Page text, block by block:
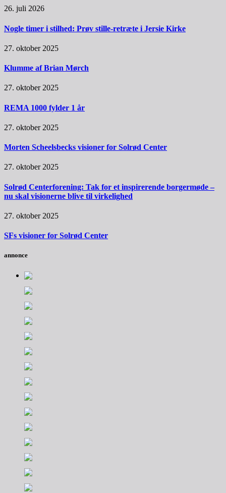
26. juli 2026
Nogle timer i stilhed: Prøv stille-retræte i Jersie Kirke
27. oktober 2025
Klumme af Brian Mørch
27. oktober 2025
REMA 1000 fylder 1 år
27. oktober 2025
Morten Scheelsbecks visioner for Solrød Center
27. oktober 2025
Solrød Centerforening: Tak for et inspirerende borgermøde –
nu skal visionerne blive til virkelighed
27. oktober 2025
SFs visioner for Solrød Center
annonce